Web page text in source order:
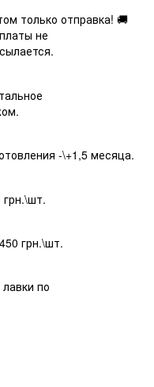
только отправка! 🚚
не
-\+1,5 месяца.
грн.\шт.
грн.\шт.
по